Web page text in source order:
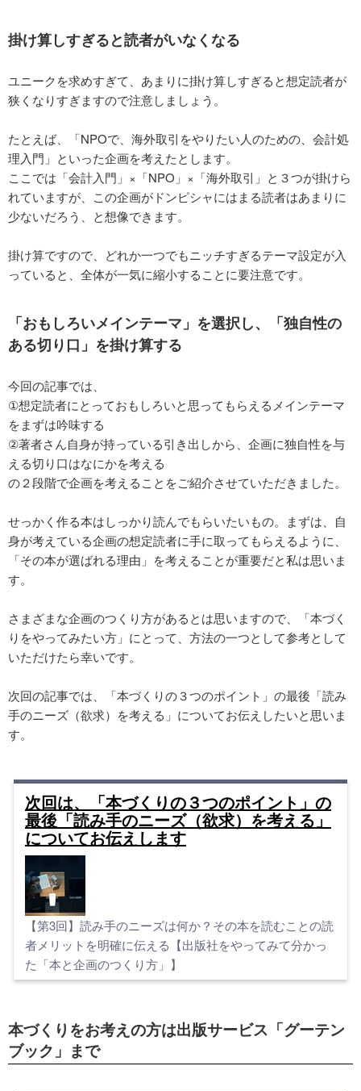
掛け算しすぎると読者がいなくなる
ユニークを求めすぎて、あまりに掛け算しすぎると想定読者が
狭くなりすぎますので注意しましょう。
たとえば、「NPOで、海外取引をやりたい人のための、会計処
理入門」といった企画を考えたとします。
ここでは「会計入門」×「NPO」×「海外取引」と３つが掛けら
れていますが、この企画がドンピシャにはまる読者はあまりに
少ないだろう、と想像できます。
掛け算ですので、どれか一つでもニッチすぎるテーマ設定が入
っていると、全体が一気に縮小することに要注意です。
「おもしろいメインテーマ」を選択し、「独自性の
ある切り口」を掛け算する
今回の記事では、
①想定読者にとっておもしろいと思ってもらえるメインテーマ
をまずは吟味する
②著者さん自身が持っている引き出しから、企画に独自性を与
える切り口はなにかを考える
の２段階で企画を考えることをご紹介させていただきました。
せっかく作る本はしっかり読んでもらいたいもの。まずは、自
身が考えている企画の想定読者に手に取ってもらえるように、
「その本が選ばれる理由」を考えることが重要だと私は思いま
す。
さまざまな企画のつくり方があるとは思いますので、「本づく
りをやってみたい方」にとって、方法の一つとして参考として
いただけたら幸いです。
次回の記事では、「本づくりの３つのポイント」の最後「読み
手のニーズ（欲求）を考える」についてお伝えしたいと思いま
す。
次回は、「本づくりの３つのポイント」の
最後「読み手のニーズ（欲求）を考える」
についてお伝えします
【第3回】読み手のニーズは何か？その本を読むことの読
者メリットを明確に伝える【出版社をやってみて分かっ
た「本と企画のつくり方」】
本づくりをお考えの方は出版サービス「グーテン
ブック」まで